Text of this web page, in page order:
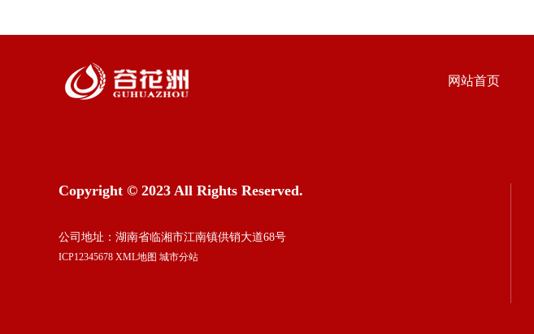
网站首页
Copyright © 2023 All Rights Reserved.
公司地址：湖南省临湘市江南镇供销大道68号
ICP12345678 XML地图 城市分站